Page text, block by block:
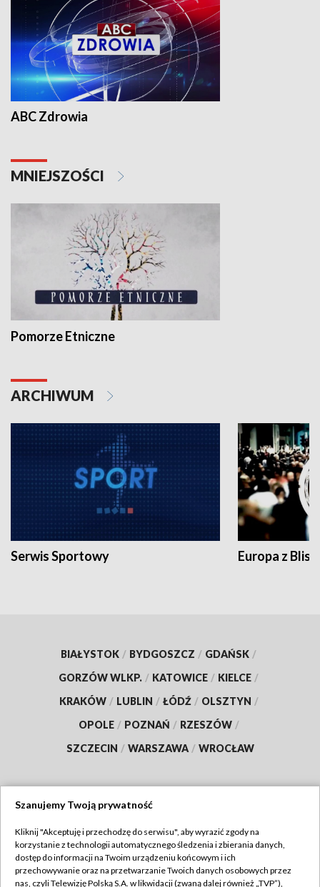
ABC Zdrowia
MNIEJSZOŚCI
Pomorze Etniczne
ARCHIWUM
Serwis Sportowy Europa z
BIAŁYSTOK / BYDGOSZCZ / GDAŃSK /
GORZÓW WLKP. / KATOWICE / KIELCE /
KRAKÓW / LUBLIN / ŁÓDŹ / OLSZTYN /
OPOLE / POZNAŃ / RZESZÓW /
SZCZECIN / WARSZAWA / WROCŁAW
TVP
Abonament TVP
Regulamin TVP
Szanujemy Twoją prywatność
Kliknij "Akceptuję i przechodzę do serwisu", aby wyrazić zgody na
korzystanie z technologii automatycznego śledzenia i zbierania danych,
dostęp do informacji na Twoim urządzeniu końcowym i ich
przechowywanie oraz na przetwarzanie Twoich danych osobowych przez
nas, czyli Telewizję Polską S.A. w likwidacji (zwaną dalej również „TVP”),